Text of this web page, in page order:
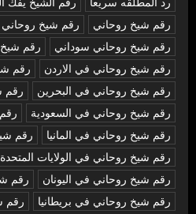
رقم شيخ روحاني
رقم شيخ روحاني
رقم شيخ روحاني سوداني
رقم شيخ
رقم شيخ روحاني في الاردن
رقم
رقم شيخ روحاني في البحرين
رقم
رقم شيخ روحاني في السعودية
رقم شيخ روحاني في المانيا
رقم
رقم شيخ روحاني في الولايات المتحدة
رقم شيخ روحاني في اليونان
رقم
رقم شيخ روحاني في بريطانيا
رقم